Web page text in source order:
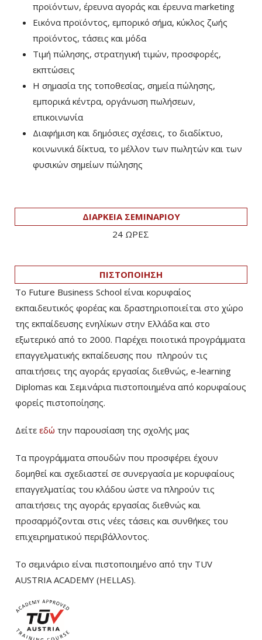
προϊόντων, έρευνα αγοράς και έρευνα marketing
Εικόνα προϊόντος, εμπορικό σήμα, κύκλος ζωής
προϊόντος, τάσεις και μόδα
Τιμή πώλησης, στρατηγική τιμών, προσφορές,
εκπτώσεις
Η σημασία της τοποθεσίας, σημεία πώλησης,
εμπορικά κέντρα, οργάνωση πωλήσεων,
επικοινωνία
Διαφήμιση και δημόσιες σχέσεις, το διαδίκτυο,
κοινωνικά δίκτυα, το μέλλον των πωλητών και των
φυσικών σημείων πώλησης
ΔΙΑΡΚΕΙΑ ΣΕΜΙΝΑΡΙΟΥ
24 ΩΡΕΣ
ΠΙΣΤΟΠΟΙΗΣΗ
Το Future Business School είναι κορυφαίος
εκπαιδευτικός φορέας και δραστηριοποιείται στο χώρο
της εκπαίδευσης ενηλίκων στην Ελλάδα και στο
εξωτερικό από το 2000. Παρέχει ποιοτικά προγράμματα
επαγγελματικής εκπαίδευσης που πληρούν τις
απαιτήσεις της αγοράς εργασίας διεθνώς, e-learning
Diplomas και Σεμινάρια πιστοποιημένα από κορυφαίους
φορείς πιστοποίησης.
Δείτε εδώ την παρουσίαση της σχολής μας
Τα προγράμματα σπουδών που προσφέρει έχουν
δομηθεί και σχεδιαστεί σε συνεργασία με κορυφαίους
επαγγελματίας του κλάδου ώστε να πληρούν τις
απαιτήσεις της αγοράς εργασίας διεθνώς και
προσαρμόζονται στις νέες τάσεις και συνθήκες του
επιχειρηματικού περιβάλλοντος.
Το σεμινάριο είναι πιστοποιημένο από την TUV
AUSTRIA ACADEMY (HELLAS).